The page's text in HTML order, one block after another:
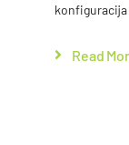
konfiguracija
Read